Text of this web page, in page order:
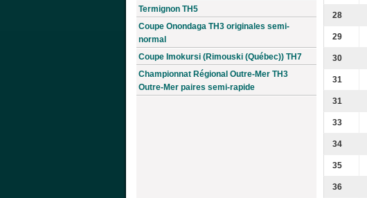
Termignon TH5
Coupe Onondaga TH3 originales semi-
normal
Coupe Imokursi (Rimouski (Québec)) TH7
Championnat Régional Outre-Mer TH3
Outre-Mer paires semi-rapide
28
29
30
31
31
33
34
35
36